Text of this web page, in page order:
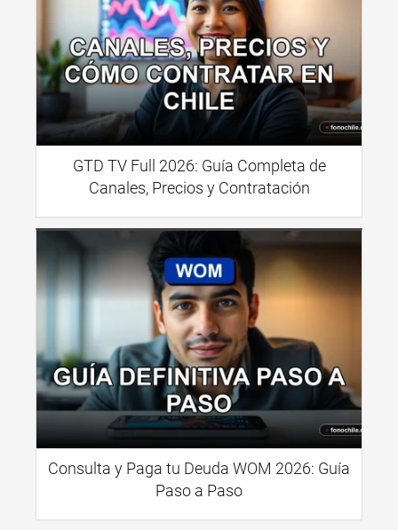
GTD TV Full 2026: Guía Completa de
Canales, Precios y Contratación
Consulta y Paga tu Deuda WOM 2026: Guía
Paso a Paso